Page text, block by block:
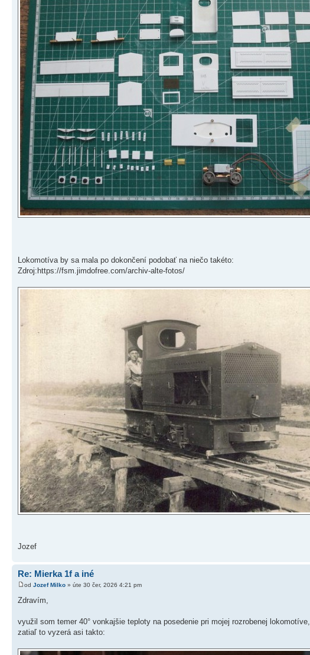
Lokomotíva by sa mala po dokončení podobať na niečo takéto:
Zdroj:https://fsm.jimdofree.com/archiv-alte-fotos/
Jozef
Re: Mierka 1f a iné
od Jozef Milko » úte 30 čer, 2026 4:21 pm
Zdravím,
využil som temer 40° vonkajšie teploty na posedenie pri mojej rozrobenej lokomotíve,
zatiaľ to vyzerá asi takto: